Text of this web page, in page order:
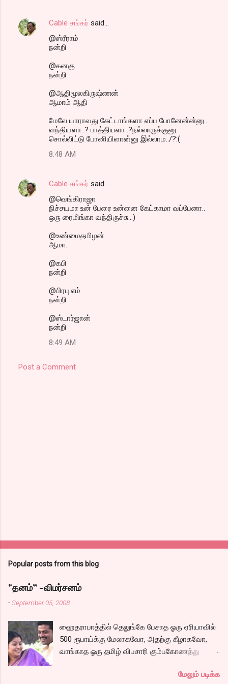
Cable சங்கர் said…
@ஸ்ரீராம்
நன்றி
@கனகு
நன்றி
@ஆதிமூலகிருஷ்ணன்
ஆமாம் ஆதி
மேலே யாராவது கேட்டாங்களா எப்ப போனேன்ன்னு..
வந்தியளா..? பாத்தியளா..?நல்லாருக்குனு
சொல்லிட்டு போனியிளான்னு இல்லாம../?:(
8:48 AM
Cable சங்கர் said…
@வெங்கிராஜா
நிச்சயமா உன் பேரை உன்னை கேட்காமா வப்பேனா..
ஒரு ரைமிங்கா வந்திருச்சு..:)
@உண்மைதமிழன்
ஆமா.
@கபி
நன்றி
@பிரபு.எம்
நன்றி
@ஸ்டார்ஜான்
நன்றி
8:49 AM
Post a Comment
Popular posts from this blog
"தனம்” -விமர்சனம்
-September 05, 2008
ஹைதராபாத்தில் தெலுங்கே பேசாத ஓரு ஏரியாவில்
500 ரூபாய்க்கு மேலாகவோ, அதற்கு கீழாகவோ,
வாங்காத ஓரு தமிழ் விபசாரி கும்பகோணத்து
வாழ்கைபடுகிறாள். அவளுடய வாழ்கை எப்படிமேலும் படிக்க